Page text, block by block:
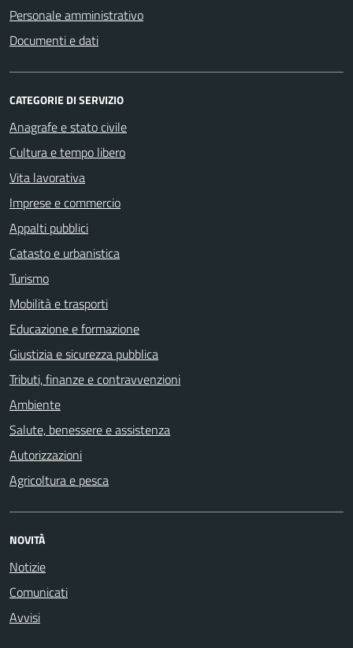
Personale amministrativo
Documenti e dati
CATEGORIE DI SERVIZIO
Anagrafe e stato civile
Cultura e tempo libero
Vita lavorativa
Imprese e commercio
Appalti pubblici
Catasto e urbanistica
Turismo
Mobilità e trasporti
Educazione e formazione
Giustizia e sicurezza pubblica
Tributi, finanze e contravvenzioni
Ambiente
Salute, benessere e assistenza
Autorizzazioni
Agricoltura e pesca
NOVITÀ
Notizie
Comunicati
Avvisi